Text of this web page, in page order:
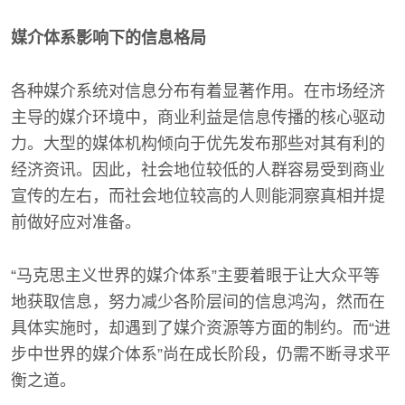
媒介体系影响下的信息格局
各种媒介系统对信息分布有着显著作用。在市场经济
主导的媒介环境中，商业利益是信息传播的核心驱动
力。大型的媒体机构倾向于优先发布那些对其有利的
经济资讯。因此，社会地位较低的人群容易受到商业
宣传的左右，而社会地位较高的人则能洞察真相并提
前做好应对准备。
“马克思主义世界的媒介体系”主要着眼于让大众平等
地获取信息，努力减少各阶层间的信息鸿沟，然而在
具体实施时，却遇到了媒介资源等方面的制约。而“进
步中世界的媒介体系”尚在成长阶段，仍需不断寻求平
衡之道。